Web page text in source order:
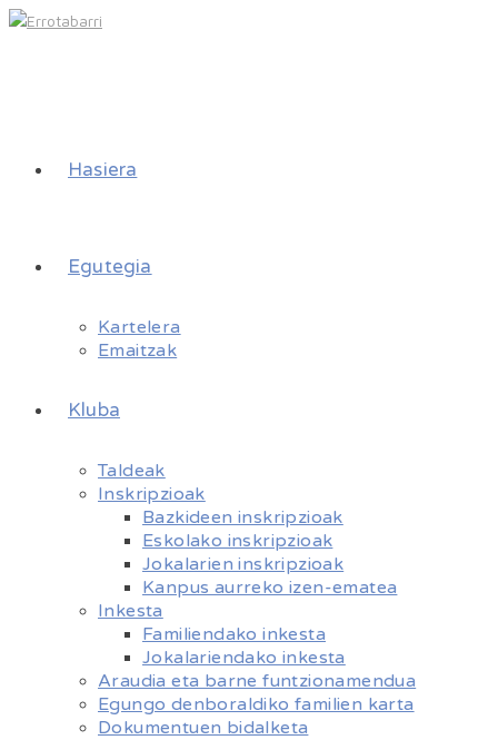
Hasiera
Egutegia
Kartelera
Emaitzak
Kluba
Taldeak
Inskripzioak
Bazkideen inskripzioak
Eskolako inskripzioak
Jokalarien inskripzioak
Kanpus aurreko izen-ematea
Inkesta
Familiendako inkesta
Jokalariendako inkesta
Araudia eta barne funtzionamendua
Egungo denboraldiko familien karta
Dokumentuen bidalketa